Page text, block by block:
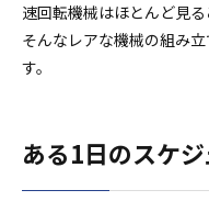
速回転機械はほとんど見る
そんなレアな機械の組み
す。
ある1日のスケ